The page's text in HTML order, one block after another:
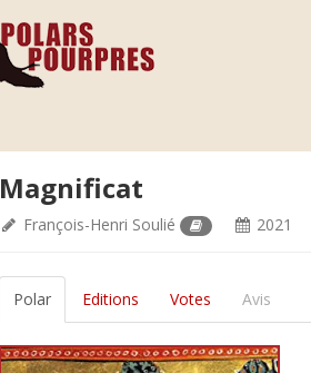
Magnificat
François-Henri Soulié 2021
Polar Editions Votes Avis